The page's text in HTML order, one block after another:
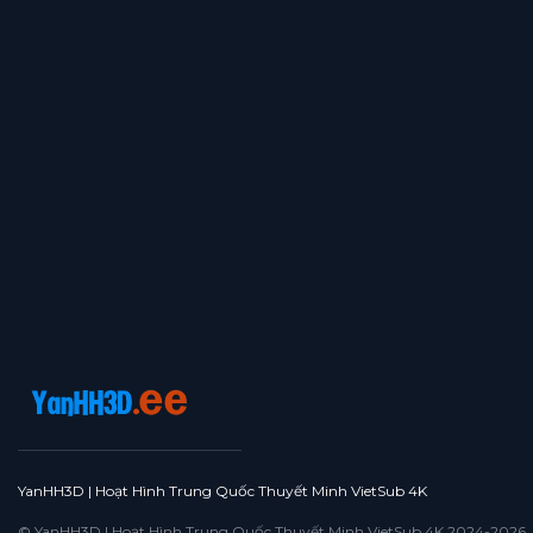
YanHH3D | Hoạt Hình Trung Quốc Thuyết Minh VietSub 4K